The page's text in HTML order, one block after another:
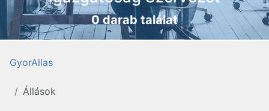
0 darab találat
GyorAllas
Állások